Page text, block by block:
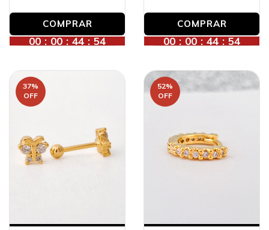
00 : 00 : 44 : 52
COMPRAR
00 : 00 : 44 : 52
37%
OFF
52%
OFF